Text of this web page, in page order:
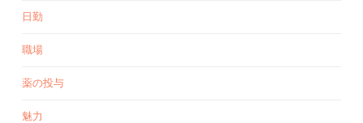
日勤
職場
薬の投与
魅力